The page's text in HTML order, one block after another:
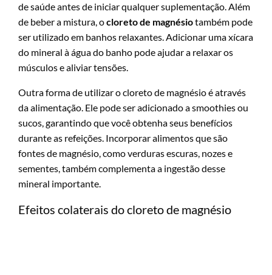
de saúde antes de iniciar qualquer suplementação. Além
de beber a mistura, ocloreto de magnésiotambém pode
ser utilizado em banhos relaxantes. Adicionar uma xícara
do mineral à água do banho pode ajudar a relaxar os
músculos e aliviar tensões.
Outra forma de utilizar o cloreto de magnésio é através
da alimentação. Ele pode ser adicionado a smoothies ou
sucos, garantindo que você obtenha seus benefícios
durante as refeições. Incorporar alimentos que são
fontes de magnésio, como verduras escuras, nozes e
sementes, também complementa a ingestão desse
mineral importante.
Efeitos colaterais do cloreto de magnésio